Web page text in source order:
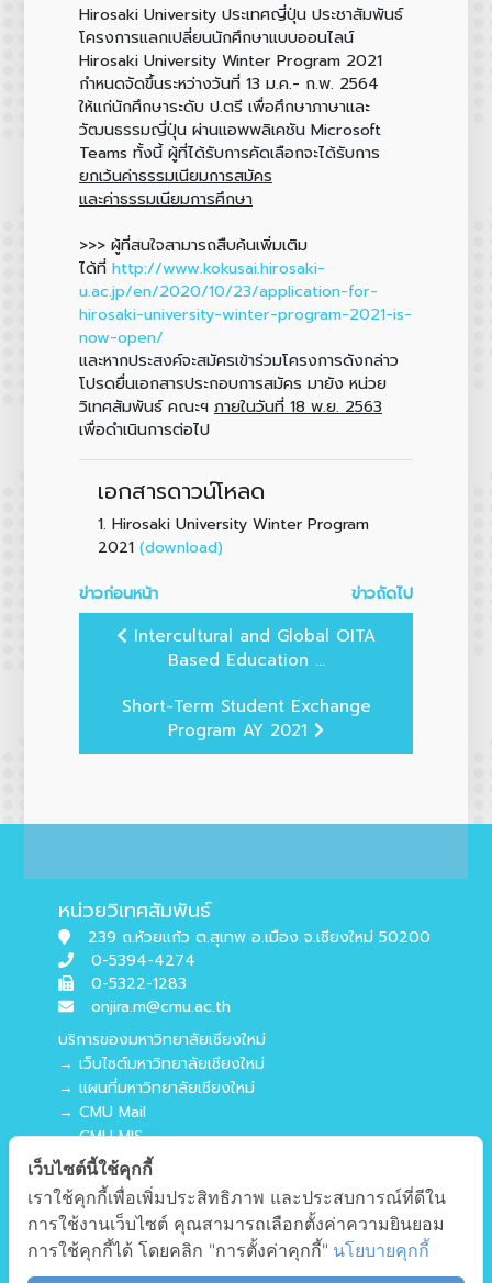
Hirosaki University ประเทศญี่ปุ่น ประชาสัมพันธ์
โครงการแลกเปลี่ยนนักศึกษาแบบออนไลน์
Hirosaki University Winter Program 2021
กำหนดจัดขึ้นระหว่างวันที่ 13 ม.ค.- ก.พ. 2564
ให้แก่นักศึกษาระดับ ป.ตรี เพื่อศึกษาภาษาและ
วัฒนธรรมญี่ปุ่น ผ่านแอพพลิเคชัน Microsoft
Teams ทั้งนี้ ผู้ที่ได้รับการคัดเลือกจะได้รับการ
ยกเว้นค่าธรรมเนียมการสมัคร
และค่าธรรมเนียมการศึกษา
>>> ผู้ที่สนใจสามารถสืบค้นเพิ่มเติม
ได้ที่ http://www.kokusai.hirosaki-
u.ac.jp/en/2020/10/23/application-for-
hirosaki-university-winter-program-2021-is-
now-open/
และหากประสงค์จะสมัครเข้าร่วมโครงการดังกล่าว
โปรดยื่นเอกสารประกอบการสมัคร มายัง หน่วย
วิเทศสัมพันธ์ คณะฯ ภายในวันที่ 18 พ.ย. 2563
เพื่อดำเนินการต่อไป
เอกสารดาวน์โหลด
1. Hirosaki University Winter Program
2021 (download)
ข่าวก่อนหน้า
ข่าวถัดไป
Intercultural and Global OITA
Based Education ...
Short-Term Student Exchange
Program AY 2021
หน่วยวิเทศสัมพันธ์
239 ถ.ห้วยแก้ว ต.สุเทพ อ.เมือง จ.เชียงใหม่ 50200
0-5394-4274
0-5322-1283
onjira.m@cmu.ac.th
บริการของมหาวิทยาลัยเชียงใหม่
→ เว็บไซต์มหาวิทยาลัยเชียงใหม่
→ แผนที่มหาวิทยาลัยเชียงใหม่
→ CMU Mail
→ CMU MIS
→ CMU SIS
→ CMU WiFi
บริการของคณะศึกษาศาสตร์
→ เว็บไซต์คณะศึกษาศาสตร์
→ ระบบจัดการเว็บไซต์
เว็บไซต์นี้ใช้คุกกี้
เราใช้คุกกี้เพื่อเพิ่มประสิทธิภาพ และประสบการณ์ที่ดีใน
การใช้งานเว็บไซต์ คุณสามารถเลือกตั้งค่าความยินยอม
การใช้คุกกี้ได้ โดยคลิก "การตั้งค่าคุกกี้" นโยบายคุกกี้